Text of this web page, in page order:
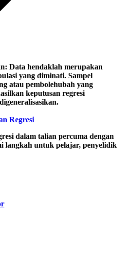
Data hendaklah merupakan
yang diminati. Sampel
atau pembolehubah yang
keputusan regresi
Regresi
dalam talian percuma dengan
langkah untuk pelajar, penyelidik